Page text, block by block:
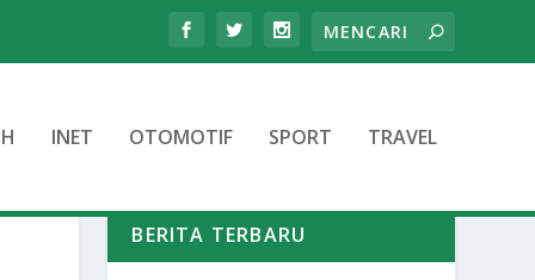
INET OTOMOTIF SPORT TRAVEL
BERITA TERBARU